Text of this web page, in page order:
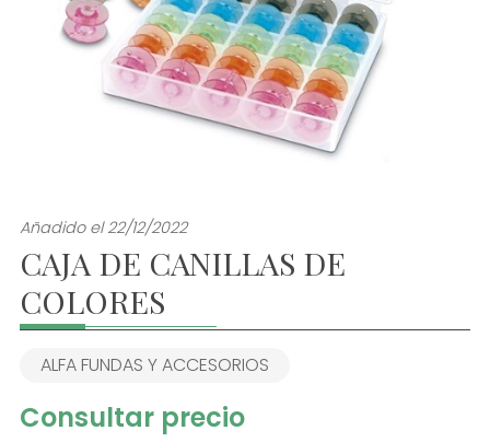
CAJA DE CANILLAS DE
COLORES
ALFA FUNDAS Y ACCESORIOS
Añadido el 22/12/2022
Consultar precio